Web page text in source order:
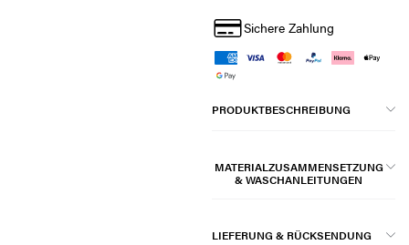
Sichere Zahlung
PRODUKTBESCHREIBUNG
MATERIALZUSAMMENSETZUNG
& WASCHANLEITUNGEN
LIEFERUNG & RÜCKSENDUNG